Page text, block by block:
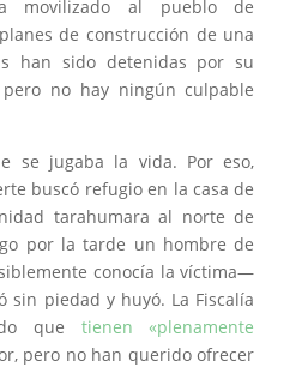
movilizado al pueblo de
de construcción de una
han sido detenidas por su
no hay ningún culpable
se jugaba la vida. Por eso,
buscó refugio en la casa de
tarahumara al norte de
por la tarde un hombre de
conocía la víctima—
sin piedad y huyó. La Fiscalía
que tienen «plenamente
pero no han querido ofrecer